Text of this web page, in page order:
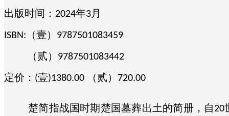
发展历程
所属企业
出版时间： 2024年3 月
ISBN: （壹） 9787501083459
（贰） 9787501083442
定价： (壹)1380.00 （贰） 720.00
楚简指战国时期楚国墓葬出土的简册，自 20